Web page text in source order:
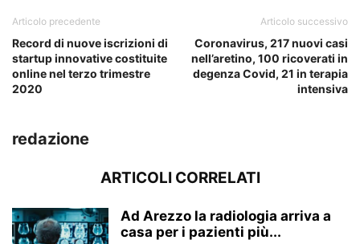
Articolo precedente
Record di nuove iscrizioni di
startup innovative costituite
online nel terzo trimestre
2020
Articolo successivo
Coronavirus, 217 nuovi casi
nell’aretino, 100 ricoverati in
degenza Covid, 21 in terapia
intensiva
redazione
ARTICOLI CORRELATI
Ad Arezzo la radiologia arriva a
casa per i pazienti più...